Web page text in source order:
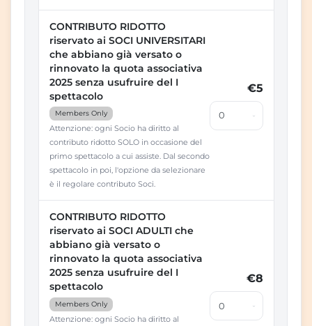
CONTRIBUTO RIDOTTO
riservato ai SOCI UNIVERSITARI
che abbiano già versato o
rinnovato la quota associativa
2025 senza usufruire del I
spettacolo
Members Only
Attenzione: ogni Socio ha diritto al
contributo ridotto SOLO in occasione del
primo spettacolo a cui assiste. Dal secondo
spettacolo in poi, l'opzione da selezionare
è il regolare contributo Soci.
€5
CONTRIBUTO RIDOTTO
riservato ai SOCI ADULTI che
abbiano già versato o
rinnovato la quota associativa
2025 senza usufruire del I
spettacolo
Members Only
Attenzione: ogni Socio ha diritto al
€8